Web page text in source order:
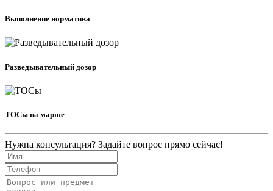
Выполнение норматива
Разведывательный дозор
ТОСы на марше
Нужна консультация? Задайте вопрос прямо сейчас!